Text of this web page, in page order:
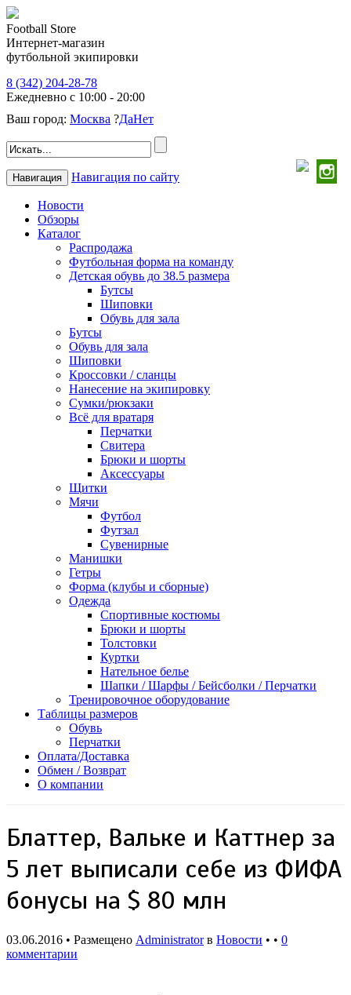
Football Store
Интернет-магазин
футбольной экипировки
8 (342) 204-28-78
Ежедневно с 10:00 - 20:00
Ваш город: Москва ?ДаНет
Навигация Навигация по сайту
Новости
Обзоры
Каталог
Распродажа
Футбольная форма на команду
Детская обувь до 38.5 размера
Бутсы
Шиповки
Обувь для зала
Бутсы
Обувь для зала
Шиповки
Кроссовки / сланцы
Нанесение на экипировку
Сумки/рюкзаки
Всё для вратаря
Перчатки
Cвитера
Брюки и шорты
Аксессуары
Щитки
Мячи
Футбол
Футзал
Сувенирные
Манишки
Гетры
Форма (клубы и сборные)
Одежда
Спортивные костюмы
Брюки и шорты
Толстовки
Куртки
Нательное белье
Шапки / Шарфы / Бейсболки / Перчатки
Тренировочное оборудование
Таблицы размеров
Обувь
Перчатки
Оплата/Доставка
Обмен / Возврат
О компании
Блаттер, Вальке и Каттнер за
5 лет выписали себе из ФИФА
бонусы на $ 80 млн
03.06.2016 • Размещено Administratorв Новости • • 0
комментарии